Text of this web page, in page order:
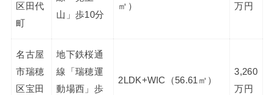
区田代
町
山」歩10分
㎡）
万円
名古屋
市瑞穂
区宝田
地下鉄桜通
線「瑞穂運
動場西」歩
2LDK+WIC（56.61㎡）
3,260
万円